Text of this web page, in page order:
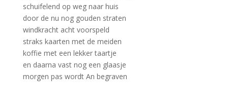
schuifelend op weg naar huis
door de nu nog gouden straten
windkracht acht voorspeld
straks kaarten met de meiden
koffie met een lekker taartje
en daarna vast nog een glaasje
morgen pas wordt An begraven